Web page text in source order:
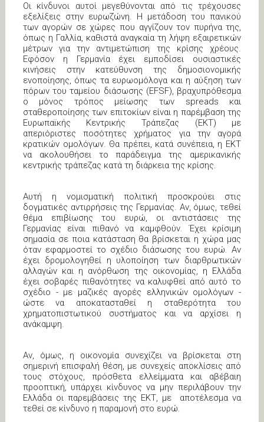
Οι κίνδυνοι αυτοί μεγεθύνονται από τις τρέχουσες
εξελίξεις στην ευρωζώνη. Η μετάδοση του πανικού
των αγορών σε χώρες που αγγίζουν τον πυρήνα της,
όπως η Γαλλία, καθιστά αναγκαία τη λήψη εξαιρετικών
μέτρων για την αντιμετώπιση της κρίσης χρέους.
Εφόσον η Γερμανία έχει εμποδίσει ουσιαστικές
κινήσεις στην κατεύθυνση της δημοσιονομικής
ενοποίησης, όπως τα ευρωομόλογα και η αύξηση των
πόρων του ταμείου διάσωσης (EFSF), βραχυπρόθεσμα
ο μόνος τρόπος μείωσης των spreads και
σταθεροποίησης των επιτοκίων είναι η παρέμβαση της
Ευρωπαϊκής Κεντρικής Τράπεζας (ΕΚΤ) με
απεριόριστες ποσότητες χρήματος για την αγορά
κρατικών ομολόγων. Θα πρέπει, κατά συνέπεια, η ΕΚΤ
να ακολουθήσει το παράδειγμα της αμερικανικής
κεντρικής τράπεζας κατά τη διάρκεια της κρίσης.
Αυτή η νομισματική πολιτική προσκρούει στις
δογματικές αντιρρήσεις της Γερμανίας. Αν, όμως, τεθεί
θέμα επιβίωσης του ευρώ, οι αντιστάσεις της
Γερμανίας είναι πιθανό να καμφθούν. Έχει κρίσιμη
σημασία σε ποια κατάσταση θα βρίσκεται η χώρα μας
όταν εφαρμοστεί το σχέδιο διάσωσης του ευρώ. Αν
έχει δρομολογηθεί η υλοποίηση των διαρθρωτικών
αλλαγών και η ανόρθωση της οικονομίας, η Ελλάδα
έχει σοβαρές πιθανότητες να καλυφθεί από αυτό το
σχέδιο - με μαζικές αγορές ελληνικών ομολόγων -
ώστε να αποκατασταθεί η σταθερότητα του
χρηματοπιστωτικού συστήματος και να αρχίσει η
ανάκαμψη.
Αν, όμως, η οικονομία συνεχίζει να βρίσκεται στη
σημερινή επισφαλή θέση, με συνεχείς αποκλίσεις από
τους στόχους, πρόσθετα ελλείμματα και αβέβαιη
προοπτική, υπάρχει κίνδυνος να μην περιλάβουν την
Ελλάδα οι παρεμβάσεις της ΕΚΤ, με αποτέλεσμα να
τεθεί σε κίνδυνο η παραμονή στο ευρώ.